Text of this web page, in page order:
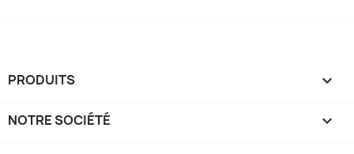
PRODUITS 
NOTRE SOCIÉTÉ 